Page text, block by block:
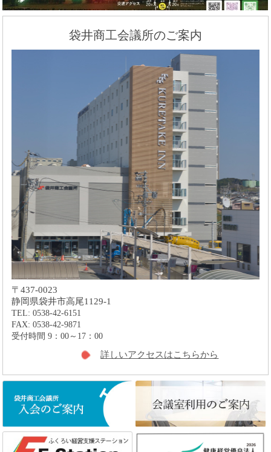
袋井商工会議所のご案内
〒437-0023
静岡県袋井市高尾1129-1
TEL: 0538-42-6151
FAX: 0538-42-9871
受付時間 9：00～17：00
詳しいアクセスはこちらから